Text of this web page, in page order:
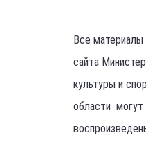
Все материалы
сайта
культуры и
области могут